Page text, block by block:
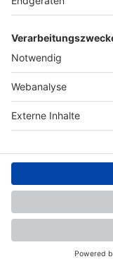
Nutzungsbedingungen